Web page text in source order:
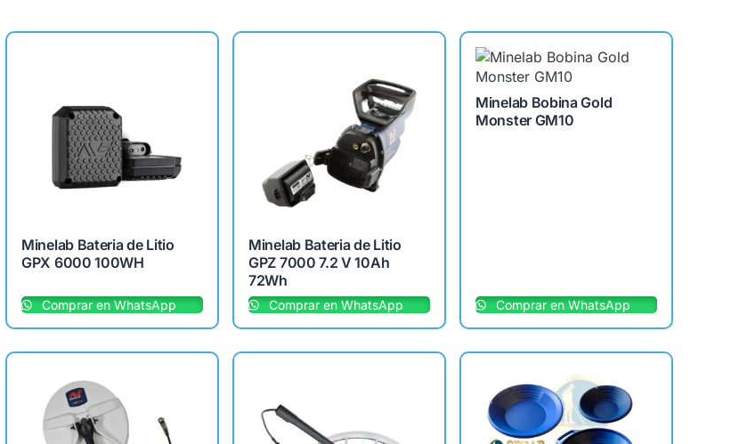
Minelab Bateria de Litio
GPX 6000 100WH
Comprar en WhatsApp
Minelab Bateria de Litio
GPZ 7000 7.2 V 10Ah
72Wh
Comprar en WhatsApp
Minelab Bobina Gold
Monster GM10
Comprar en WhatsApp